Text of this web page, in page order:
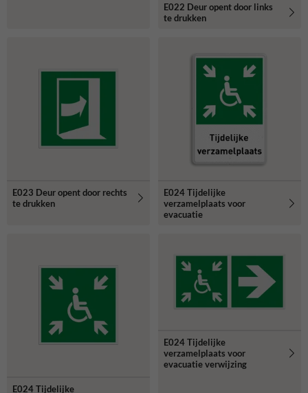
E022 Deur opent door links
te drukken
E023 Deur opent door rechts
te drukken
E024 Tijdelijke
verzamelplaats voor
evacuatie
E024 Tijdelijke
E024 Tijdelijke
verzamelplaats voor
evacuatie verwijzing